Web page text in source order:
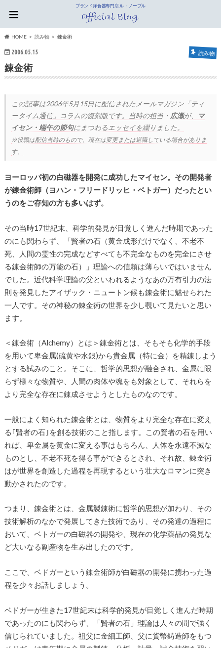
ブランド洋食器専門店 ル・ノーブル
HOME 読み物 錬金術
2006.05.15 読み物
錬金術
この記事は2006年5月15日に配信されたメールマガジン「ティ
ータイム通信」コラムの復刻版です。当時の担当・ 広瀬が、
マ
イセン・端午の節句にまつわるエッセイを綴りました。
※役職は配信当時のもので、現在は変更または退職している場合がありま
す。
ヨーロッパ初の白磁器を開発に成功したマイセン。その開発者
が錬金術師（ヨハン・フリードリッヒ・ベトガー）だったとい
うのをご存知の方も多いはず。
その当時17世紀末、科学的発見が目覚しく進んだ時期であった
のにも関わらず、「賢者の石（黄金成形だけでなく、不老不
死、人間の霊性の完成などすべても不完全なものを完全にさせ
る錬金術師の万能の石）」理論への信頼は薄らいではいません
でした。近代科学理論の父といわれるようなあの万有引力の法
則を発見したアイザック・ニュートン候も錬金術に魅せられた
一人です。その神秘の錬金術の世界を少し覗いて見たいと思い
ます。
＜錬金術（Alchemy）とは＞錬金術とは、そもそも化学的手段
を用いて卑金属(硫黄や水銀)から貴金属（特に金）を精錬しよう
とする試みのこと。そこに、哲学的思想が融合され、金属に限
らず様々な物質や、人間の肉体や魂をも対象として、それらを
より完全な存在に錬成させようとしたものなのです。
一般によく知られた錬金術とは、物質をより完全な存在に変え
る｢賢者の石｣を創る技術のこと指します。この賢者の石を用い
れば、卑金属を黄金に変える事はもちろん、人体を永遠不滅な
ものとし、不老不死を得る事ができるとされ、それ故、錬金術
はが世界を創造した過程を再現するという壮大なロマンに突き
動かされたのです。
つまり、錬金術とは、金属製錬術に哲学的思想が加わり、その
技術解析のなかで発展してきた技術であり、その発達の過程に
おいて、ベトガーの白磁器の開発や、現在の化学薬品の発見な
ど大いなる副産物を生み出したのです。
ここで、ベドガーという錬金術師が白磁器の開発に携わった過
程を少々お話しましょう。
ベドガーが生きた17世紀末は科学的発見が目覚しく進んだ時期
であったのにも関わらず、「賢者の石」理論は人々の間で強く
信じられていました。祖父に金細工師、父に貨幣鋳造師をもつ